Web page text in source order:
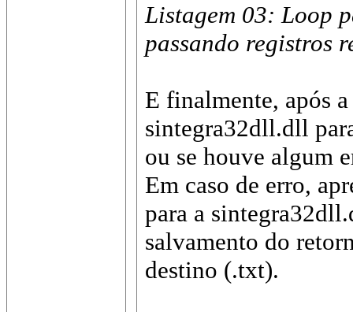
Listagem 03: Loop
passando registros
E finalmente, após
sintegra32dll.dll
ou se houve algum
Em caso de erro,
para a
salvamento do
destino (.txt).